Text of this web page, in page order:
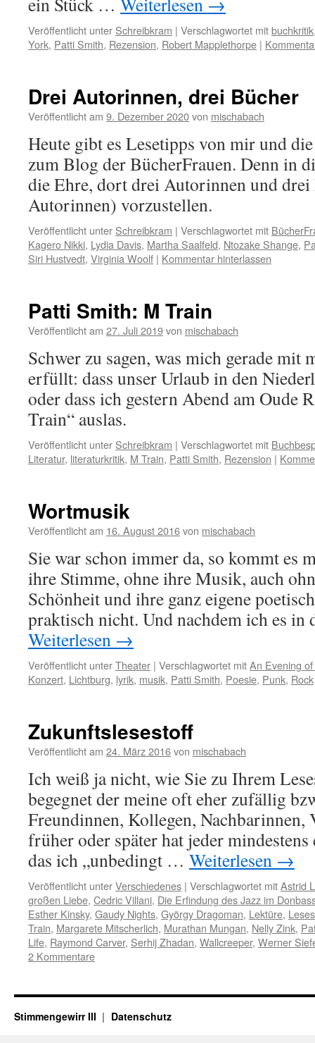
Veröffentlicht unter Schreibkram | Verschlagwortet mitbuchkritik
York, Patti Smith, Rezension, Robert Mapplethorpe |
Drei Autorinnen, drei Bücher
Veröffentlicht am 9. Dezember 2020von mischabach
Heute gibt es Lesetipps von mir und
zum Blog der BücherFrauen. Denn in
die Ehre, dort drei Autorinnen und
Autorinnen) vorzustellen.
Veröffentlicht unter Schreibkram | Verschlagwortet mit
Kagero Nikki, Lydia Davis, Martha Saalfeld, Ntozake Shange,
Siri Hustvedt, Virginia Woolf | Kommentar hinterlassen
Patti Smith: M Train
Veröffentlicht am 27. Juli 2019von mischabach
Schwer zu sagen, was mich gerade mit
erfüllt: dass unser Urlaub in den
oder dass ich gestern Abend am Oude
Train“ auslas.
Veröffentlicht unter Schreibkram | Verschlagwortet mit
Literatur, literaturkritik, M Train, Patti Smith, Rezension |
Wortmusik
Veröffentlicht am 16. August 2016von mischabach
Sie war schon immer da, so kommt es
ihre Stimme, ohne ihre Musik, auch
Schönheit und ihre ganz eigene
praktisch nicht. Und nachdem ich es
Weiterlesen →
Veröffentlicht unterTheater | Verschlagwortet mitAn Evening
Konzert, Lichtburg, lyrik, musik, Patti Smith, Poesie, Punk, Rock
Zukunftslesestoff
Veröffentlicht am 24. März 2016von mischabach
Ich weiß ja nicht, wie Sie zu Ihrem
begegnet der meine oft eher zufällig
Freundinnen, Kollegen, Nachbarinnen,
früher oder später hat jeder
das ich „unbedingt … Weiterlesen →
Veröffentlicht unterVerschiedenes | Verschlagwortet mitAstrid
großen Liebe, Cedric Villani, Die Erfindung des Jazz im
Esther Kinsky, Gaudy Nights, György Dragoman, Lektüre,
Train, Margarete Mitscherlich, Murathan Mungan, Nelly Zink,
Life, Raymond Carver, Serhij Zhadan, Wallcreeper, Werner
2 Kommentare
Stimmengewirr III Datenschutz